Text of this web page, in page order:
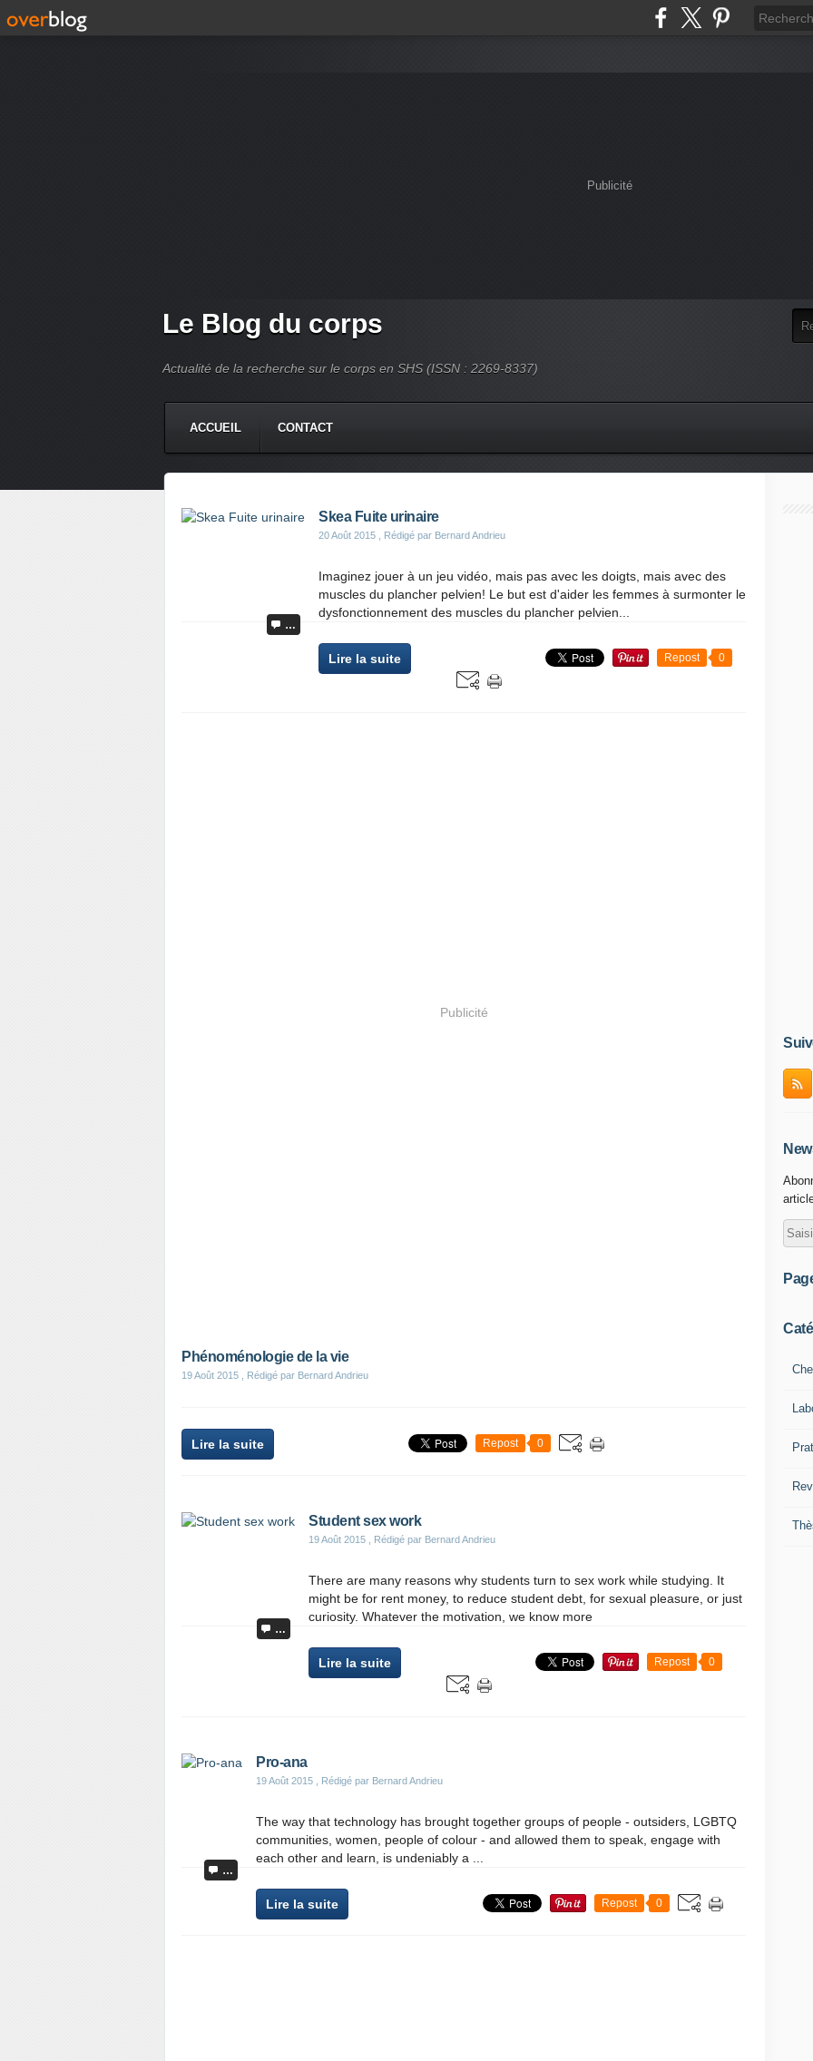
Publicité
Le Blog du corps
Actualité de la recherche sur le corps en SHS (ISSN : 2269-8337)
ACCUEIL CONTACT
…
Skea Fuite urinaire
20 Août 2015 , Rédigé par Bernard Andrieu
Imaginez jouer à un jeu vidéo, mais pas avec les doigts, mais avec des
muscles du plancher pelvien! Le but est d'aider les femmes à surmonter le
dysfonctionnement des muscles du plancher pelvien...
Lire la suite Repost 0
Publicité
Phénoménologie de la vie
19 Août 2015 , Rédigé par Bernard Andrieu
Lire la suite Repost 0
…
Student sex work
19 Août 2015 , Rédigé par Bernard Andrieu
There are many reasons why students turn to sex work while studying. It
might be for rent money, to reduce student debt, for sexual pleasure, or just
curiosity. Whatever the motivation, we know more
Lire la suite Repost 0
…
Pro-ana
19 Août 2015 , Rédigé par Bernard Andrieu
The way that technology has brought together groups of people - outsiders, LGBTQ
communities, women, people of colour - and allowed them to speak, engage with
each other and learn, is undeniably a ...
Lire la suite Repost 0